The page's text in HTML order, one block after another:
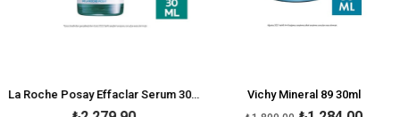
La Roche Posay Effaclar Serum 30 ml-Peeling Etkili Vichy Mineral 89 30ml